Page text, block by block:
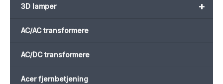
+
3D lamper
AC/AC transformere
AC/DC transformere
Acer fjernbetjening